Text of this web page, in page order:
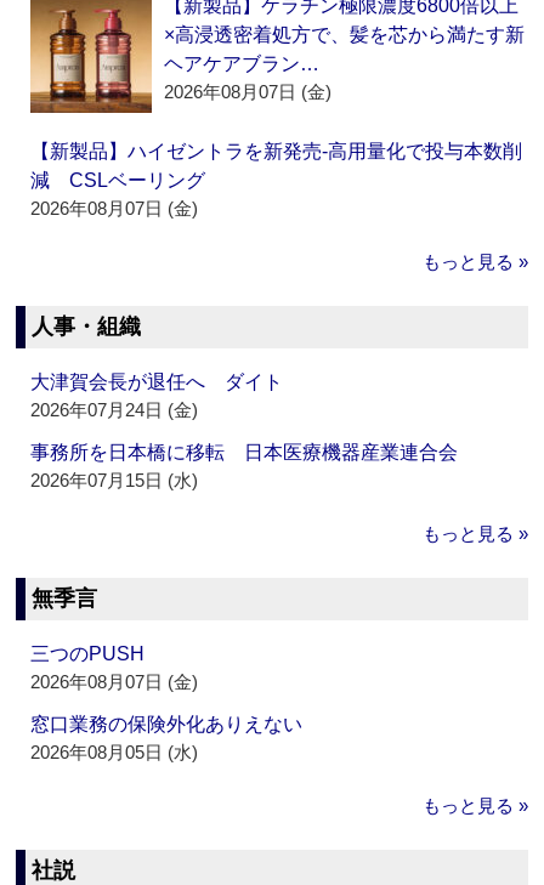
【新製品】ケラチン極限濃度6800倍以上
×高浸透密着処方で、髪を芯から満たす新
ヘアケアブラン…
2026年08月07日 (金)
【新製品】ハイゼントラを新発売‐高用量化で投与本数削
減 CSLベーリング
2026年08月07日 (金)
もっと見る »
人事・組織
大津賀会長が退任へ ダイト
2026年07月24日 (金)
事務所を日本橋に移転 日本医療機器産業連合会
2026年07月15日 (水)
もっと見る »
無季言
三つのPUSH
2026年08月07日 (金)
窓口業務の保険外化ありえない
2026年08月05日 (水)
もっと見る »
社説